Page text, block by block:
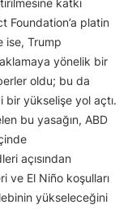
katkı
Foundation’a platin
ise, Trump
yönelik bir
oldu; bu da
yükselişe yol açtı.
bu yasağın, ABD
açısından
ve El Niño koşulları
yükseleceğini